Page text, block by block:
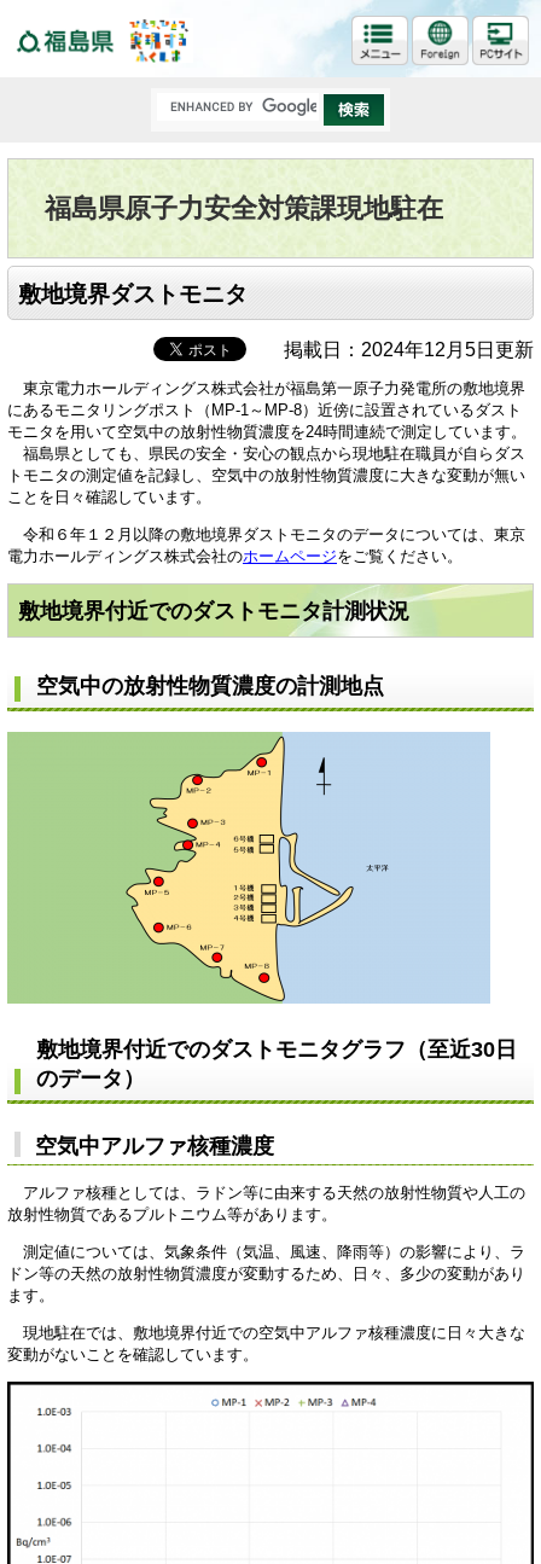
福島県原子力安全対策課現地駐在
敷地境界ダストモニタ
掲載日：2024年12月5日更新
東京電力ホールディングス株式会社が福島第一原子力発電所の敷地境界
にあるモニタリングポスト（MP-1～MP-8）近傍に設置されているダスト
モニタを用いて空気中の放射性物質濃度を24時間連続で測定しています。
福島県としても、県民の安全・安心の観点から現地駐在職員が自らダス
トモニタの測定値を記録し、空気中の放射性物質濃度に大きな変動が無い
ことを日々確認しています。
令和６年１２月以降の敷地境界ダストモニタのデータについては、東京
電力ホールディングス株式会社のホームページをご覧ください。
敷地境界付近でのダストモニタ計測状況
空気中の放射性物質濃度の計測地点
敷地境界付近でのダストモニタグラフ（至近30日
のデータ）
空気中アルファ核種濃度
アルファ核種としては、ラドン等に由来する天然の放射性物質や人工の
放射性物質であるプルトニウム等があります。
測定値については、気象条件（気温、風速、降雨等）の影響により、ラ
ドン等の天然の放射性物質濃度が変動するため、日々、多少の変動があり
ます。
現地駐在では、敷地境界付近での空気中アルファ核種濃度に日々大きな
変動がないことを確認しています。